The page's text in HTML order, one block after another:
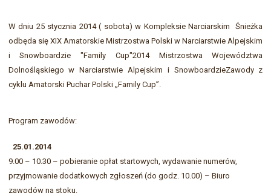
W dniu 25 stycznia 2014 ( sobota) w Kompleksie Narciarskim Śnieżka
odbęda się XIX Amatorskie Mistrzostwa Polski w Narciarstwie Alpejskim
i Snowboardzie "Family Cup"2014 Mistrzostwa Województwa
Dolnośląskiego w Narciarstwie Alpejskim i SnowboardzieZawody z
cyklu Amatorski Puchar Polski „Family Cup”.
Program zawodów:
25.01.2014
9.00 – 10.30 – pobieranie opłat startowych, wydawanie numerów,
przyjmowanie dodatkowych zgłoszeń (do godz. 10.00) – Biuro
zawodów na stoku.